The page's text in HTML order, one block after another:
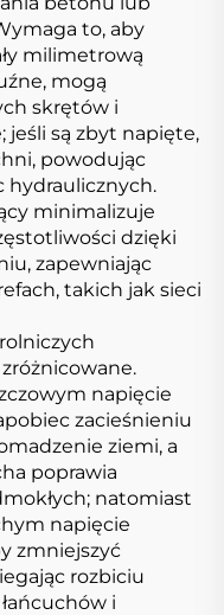
to, aby
milimetrową
mogą
skrętów i
jeśli są zbyt napięte,
powodując
hydraulicznych.
minimalizuje
dzięki
zapewniając
takich jak sieci
napięcie
zacieśnieniu
ziemi, a
poprawia
natomiast
napięcie
zmniejszyć
rozbiciu
i